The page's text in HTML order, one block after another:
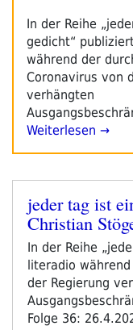
In der Reihe
gedicht“
während der
Coronavirus von
verhängten
Weiterlesen →
Veröffentlicht
am
jeder tag ist
Christian
In der Reihe
literadio
der Regierung
Folge 36: